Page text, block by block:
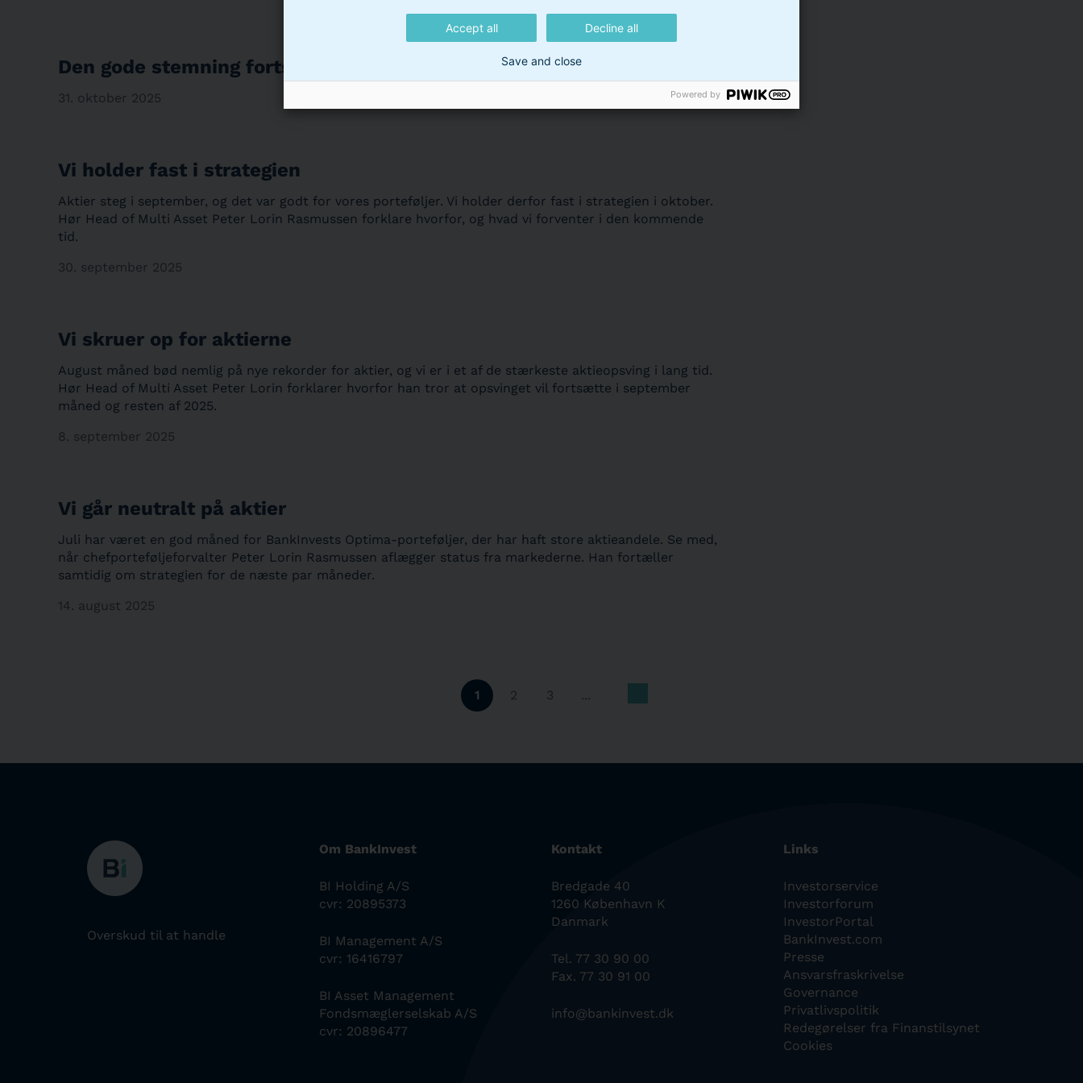
Den gode stemning fortsætter på markederne
31. oktober 2025
Vi holder fast i strategien
Aktier steg i september, og det var godt for vores porteføljer. Vi holder derfor fast i strategien i oktober.
Hør Head of Multi Asset Peter Lorin Rasmussen forklare hvorfor, og hvad vi forventer i den kommende
tid.
30. september 2025
Vi skruer op for aktierne
August måned bød nemlig på nye rekorder for aktier, og vi er i et af de stærkeste aktieopsving i lang tid.
Hør Head of Multi Asset Peter Lorin forklarer hvorfor han tror at opsvinget vil fortsætte i september
måned og resten af 2025.
8. september 2025
Vi går neutralt på aktier
Juli har været en god måned for BankInvests Optima-porteføljer, der har haft store aktieandele. Se med,
når chefporteføljeforvalter Peter Lorin Rasmussen aflægger status fra markederne. Han fortæller
samtidig om strategien for de næste par måneder.
14. august 2025
1 2 3 ...
Overskud til at handle
Om BankInvest
BI Holding A/S
cvr: 20895373
BI Management A/S
cvr: 16416797
BI Asset Management
Fondsmæglerselskab A/S
cvr: 20896477
Kontakt
Bredgade 40
1260 København K
Danmark
Tel. 77 30 90 00
Fax. 77 30 91 00
info@bankinvest.dk
Links
Investorservice
Investorforum
InvestorPortal
BankInvest.com
Presse
Ansvarsfraskrivelse
Governance
Privatlivspolitik
Redegørelser fra Finanstilsynet
Cookies
Accept all Decline all
Save and close
Powered by